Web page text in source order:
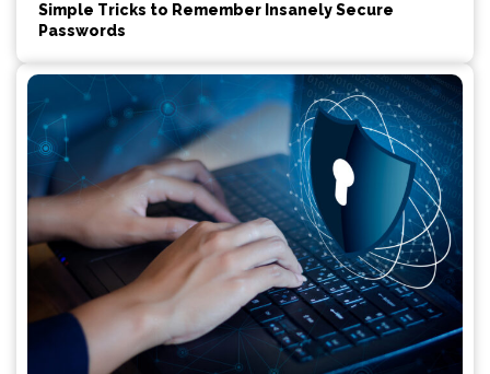
Simple Tricks to Remember Insanely Secure
Passwords